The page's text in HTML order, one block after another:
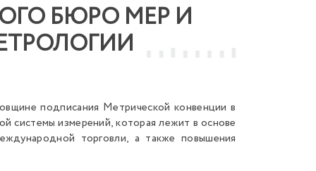
БЮРО МЕР И
подписания Метрической конвенции в
системы измерений, которая лежит в основе
торговли, а также повышения